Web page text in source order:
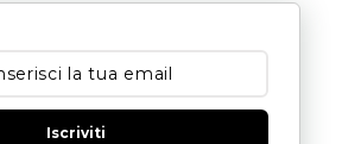
Iscriviti